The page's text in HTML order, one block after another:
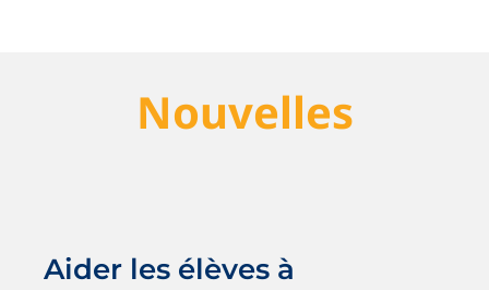
Nouvelles
Aider les élèves à